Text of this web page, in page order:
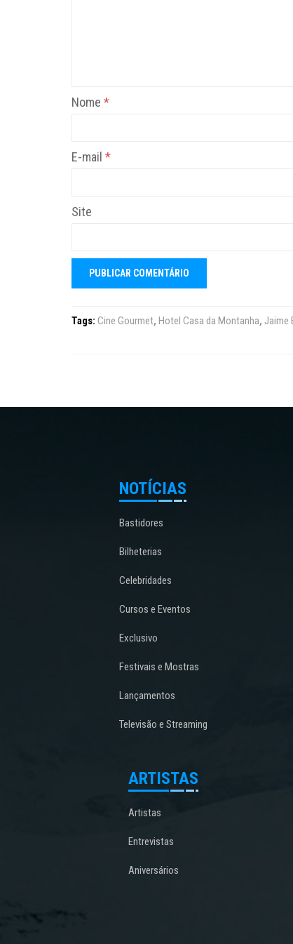
Nome *
E-mail *
Site
Tags: Cine Gourmet, Hotel Casa da Montanha, Jaime
NOTÍCIAS
Bastidores
Bilheterias
Celebridades
Cursos e Eventos
Exclusivo
Festivais e Mostras
Lançamentos
Televisão e Streaming
ARTISTAS
Artistas
Entrevistas
Aniversários